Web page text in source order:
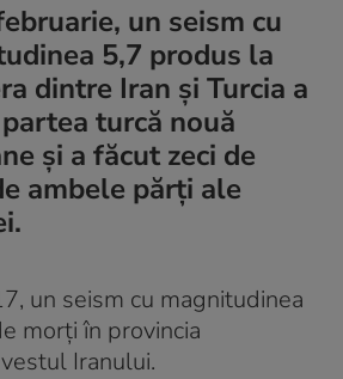
un seism cu
5,7 produs la
dintre Iran şi Turcia a
turcă nouă
şi a făcut zeci de
ambele părţi ale
un seism cu magnitudinea
morţi în provincia
Iranului.